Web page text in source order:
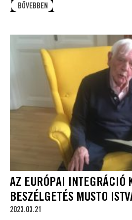
BŐVEBBEN
AZ EURÓPAI INTEGRÁCIÓ
BESZÉLGETÉS MUSTO
2023.03.21